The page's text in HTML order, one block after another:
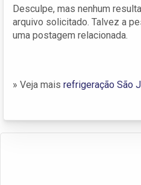
Desculpe, mas nenhum
arquivo solicitado. Talvez a
uma postagem relacionada.
» Veja mais refrigeração São